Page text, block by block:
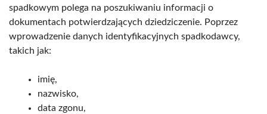
spadkowym polega na poszukiwaniu informacji o
dokumentach potwierdzających dziedziczenie. Poprzez
wprowadzenie danych identyfikacyjnych spadkodawcy,
takich jak:
imię,
nazwisko,
data zgonu,